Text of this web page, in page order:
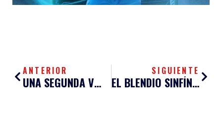
ANTERIOR
UNA SEGUNDA VUELTA, UNA SEGUNDA OPORTUNIDAD
SIGUIENTE
EL BLENDIO SINFÍN PELEARÁ POR SEGUIR CON LA BUENA SUERTE EN TIERRAS NAVARRAS